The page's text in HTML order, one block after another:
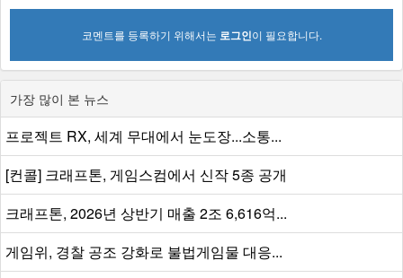
코멘트를 등록하기 위해서는 로그인이 필요합니다.
가장 많이 본 뉴스
프로젝트 RX, 세계 무대에서 눈도장...소통...
[컨콜] 크래프톤, 게임스컴에서 신작 5종 공개
크래프톤, 2026년 상반기 매출 2조 6,616억...
게임위, 경찰 공조 강화로 불법게임물 대응...